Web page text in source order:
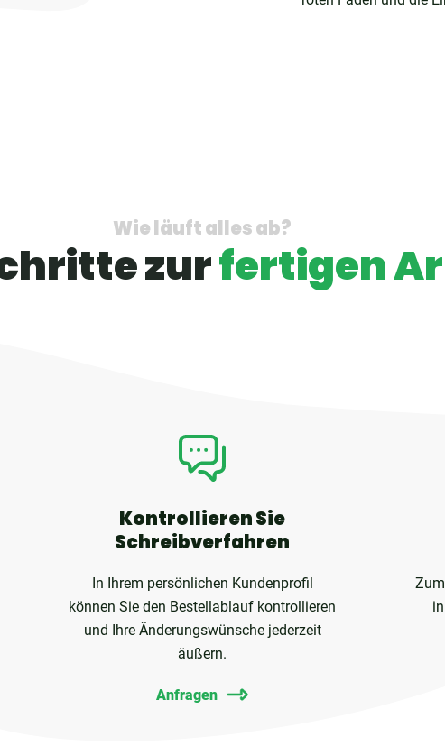
Wie läuft alles ab?
zurfertigen
Kontrollieren Sie
Schreibverfahren
In Ihrem persönlichen Kundenprofil
können Sie den Bestellablauf kontrollieren
und Ihre Änderungswünsche jederzeit
äußern.
Anfragen